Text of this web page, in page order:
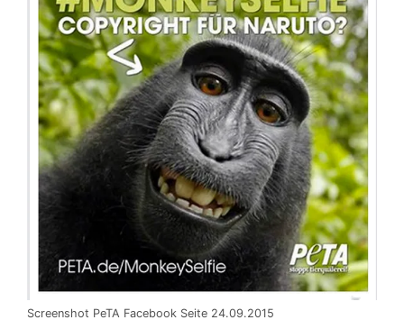
Screenshot PeTA Facebook Seite 24.09.2015